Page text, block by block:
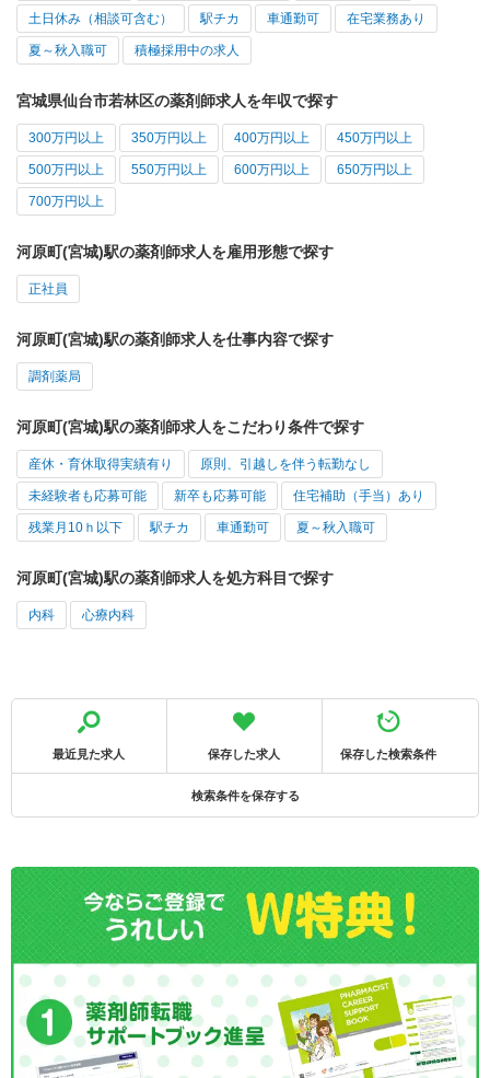
土日休み（相談可含む） 駅チカ 車通勤可 在宅業務あり
夏～秋入職可 積極採用中の求人
宮城県仙台市若林区の薬剤師求人を年収で探す
300万円以上 350万円以上 400万円以上 450万円以上
500万円以上 550万円以上 600万円以上 650万円以上
700万円以上
河原町(宮城)駅の薬剤師求人を雇用形態で探す
正社員
河原町(宮城)駅の薬剤師求人を仕事内容で探す
調剤薬局
河原町(宮城)駅の薬剤師求人をこだわり条件で探す
産休・育休取得実績有り 原則、引越しを伴う転勤なし
未経験者も応募可能 新卒も応募可能 住宅補助（手当）あり
残業月10ｈ以下 駅チカ 車通勤可 夏～秋入職可
河原町(宮城)駅の薬剤師求人を処方科目で探す
内科 心療内科
最近見た求人 保存した求人 保存した検索条件
検索条件を保存する